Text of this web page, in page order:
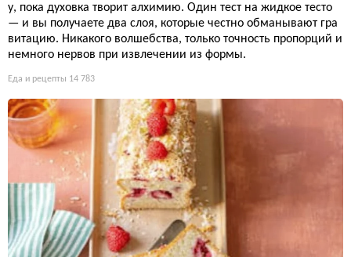
у, пока духовка творит алхимию. Один тест на жидкое тесто
— и вы получаете два слоя, которые честно обманывают гра
витацию. Никакого волшебства, только точность пропорций и
немного нервов при извлечении из формы.
Еда и рецепты 14 783